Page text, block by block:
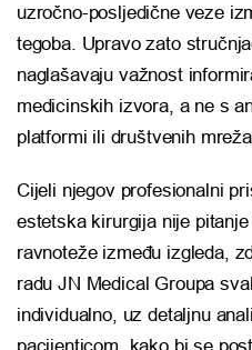
uzročno-posljedične veze
tegoba. Upravo zato
naglašavaju važnost
medicinskih izvora, a ne s
platformi ili društvenih
Cijeli njegov profesionalni
estetska kirurgija nije
ravnoteže između izgleda,
radu JN Medical Groupa
individualno, uz detaljnu